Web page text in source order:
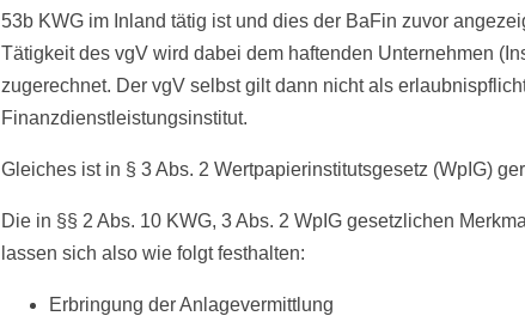
53b KWG im Inland tätig ist und dies der BaFin zuvor
Tätigkeit des vgV wird dabei dem haftenden Unternehmen
zugerechnet. Der vgV selbst gilt dann nicht als
Finanzdienstleistungsinstitut.
Gleiches ist in § 3 Abs. 2 Wertpapierinstitutsgesetz (WpIG)
Die in §§ 2 Abs. 10 KWG, 3 Abs. 2 WpIG gesetzlichen
lassen sich also wie folgt festhalten:
Erbringung der Anlagevermittlung